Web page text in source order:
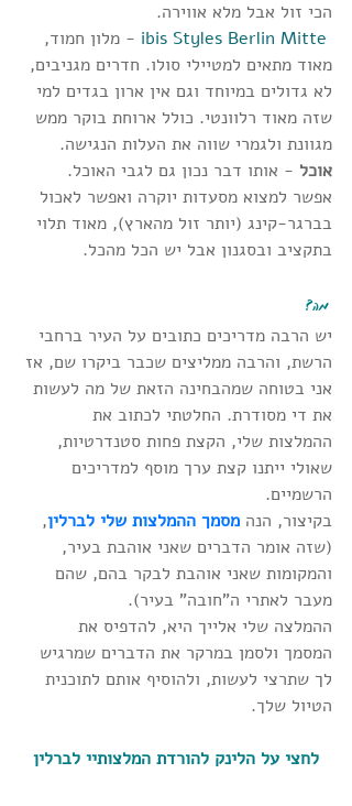
הכי זול אבל מלא אווירה.
- מלון חמוד,
מאוד מתאים למטיילי סולו. חדרים מגניבים,
לא גדולים במיוחד וגם אין ארון בגדים למי
שזה מאוד רלוונטי. כולל ארוחת בוקר ממש
מגוונת ולגמרי שווה את העלות הנגישה.
אוכל - אותו דבר נכון גם לגבי האוכל.
אפשר למצוא מסעדות יוקרה ואפשר לאכול
בברגר-קינג (יותר זול מהארץ), מאוד תלוי
בתקציב ובסגנון אבל יש הכל מהכל.
מה?
יש הרבה מדריכים כתובים על העיר ברחבי
הרשת, והרבה ממליצים שכבר ביקרו שם, אז
אני בטוחה שמהבחינה הזאת של מה לעשות
את די מסודרת. החלטתי לכתוב את
ההמלצות שלי, הקצת פחות סטנדרטיות,
שאולי ייתנו קצת ערך מוסף למדריכים
הרשמיים.
בקיצור, הנה מסמך ההמלצות שלי לברלין,
(שזה אומר הדברים שאני אוהבת בעיר,
והמקומות שאני אוהבת לבקר בהם, שהם
מעבר לאתרי ה"חובה" בעיר).
ההמלצה שלי אלייך היא, להדפיס את
המסמך ולסמן במרקר את הדברים שמרגיש
לך שתרצי לעשות, ולהוסיף אותם לתוכנית
הטיול שלך.
לחצי על הלינק להורדת המלצותיי לברלין